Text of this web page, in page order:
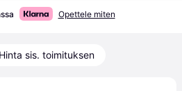
Opettele miten
Hinta sis. toimituksen